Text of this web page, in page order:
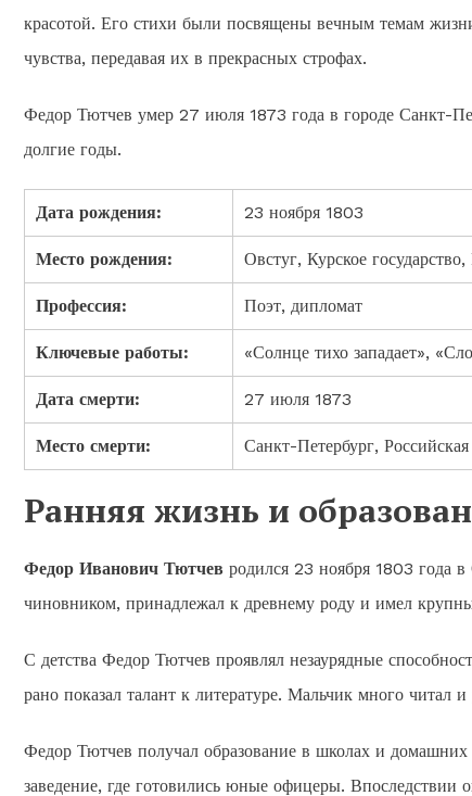
красотой. Его стихи были посвящены вечным темам
чувства, передавая их в прекрасных строфах.
Федор Тютчев умер 27 июля 1873 года в городе Санкт-
долгие годы.
Дата рождения: 23 ноября 1803
Место рождения: Овстуг, Курское
Профессия: Поэт, дипломат
Ключевые работы: «Солнце тихо западает»,
Дата смерти: 27 июля 1873
Место смерти: Санкт-Петербург,
Ранняя жизнь и
Федор Иванович Тютчев родился 23 ноября 1803 года
чиновником, принадлежал к древнему роду и имел
С детства Федор Тютчев проявлял незаурядные
рано показал талант к литературе. Мальчик много
Федор Тютчев получал образование в школах и
заведение, где готовились юные офицеры. Впоследствии